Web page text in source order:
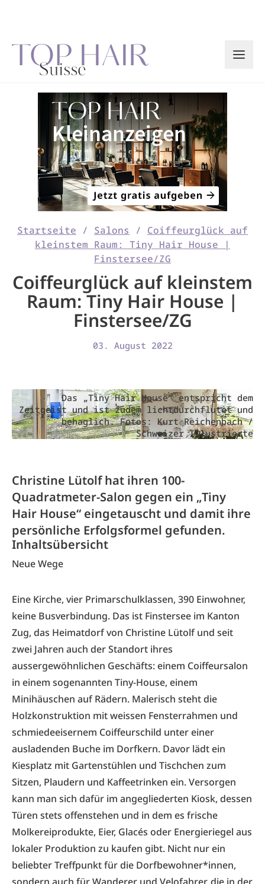
Startseite / Salons / Coiffeurglück auf
kleinstem Raum: Tiny Hair House |
Finstersee/ZG
Coiffeurglück auf kleinstem
Raum: Tiny Hair House |
Finstersee/ZG
03. August 2022
Das „Tiny Hair House“ entspricht dem
Zeitgeist und ist zudem lichtdurchflutet und
behaglich. Fotos: Kurt Reichenbach /
Schweizer Illustrierte
Christine Lütolf hat ihren 100-
Quadratmeter-Salon gegen ein „Tiny
Hair House“ eingetauscht und damit ihre
persönliche Erfolgsformel gefunden.
Inhaltsübersicht
Neue Wege
Eine Kirche, vier Primarschulklassen, 390 Einwohner,
keine Busverbindung. Das ist Finstersee im Kanton
Zug, das Heimatdorf von Christine Lütolf und seit
zwei Jahren auch der Standort ihres
aussergewöhnlichen Geschäfts: einem Coiffeursalon
in einem sogenannten Tiny-House, einem
Minihäuschen auf Rädern. Malerisch steht die
Holzkonstruktion mit weissen Fensterrahmen und
schmiedeeisernem Coiffeurschild unter einer
ausladenden Buche im Dorfkern. Davor lädt ein
Kiesplatz mit Gartenstühlen und Tischchen zum
Sitzen, Plaudern und Kaffeetrinken ein. Versorgen
kann man sich dafür im angegliederten Kiosk, dessen
Türen stets offenstehen und in dem es frische
Molkereiprodukte, Eier, Glacés oder Energieriegel aus
lokaler Produktion zu kaufen gibt. Nicht nur ein
beliebter Treffpunkt für die Dorfbewohner*innen,